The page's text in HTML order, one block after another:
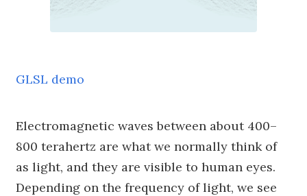
GLSL demo
Electromagnetic waves between about 400–
800 terahertz are what we normally think of
as light, and they are visible to human eyes.
Depending on the frequency of light, we see